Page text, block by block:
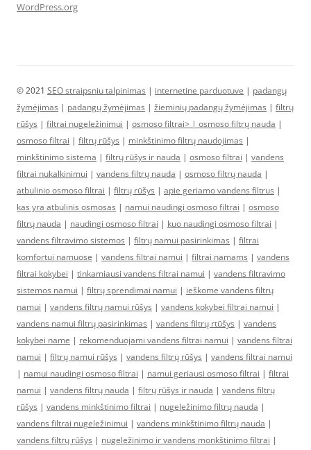
WordPress.org
© 2021 SEO straipsniu talpinimas | internetine parduotuve | padangų
žymėjimas | padangų žymėjimas | žieminių padangų žymėjimas | filtrų
rūšys | filtrai nugeležinimui | osmoso filtrai> | osmoso filtrų nauda |
osmoso filtrai | filtrų rūšys | minkštinimo filtrų naudojimas |
minkštinimo sistema | filtrų rūšys ir nauda | osmoso filtrai | vandens
filtrai nukalkinimui | vandens filtrų nauda | osmoso filtrų nauda |
atbulinio osmoso filtrai | filtrų rūšys | apie geriamo vandens filtrus |
kas yra atbulinis osmosas | namui naudingi osmoso filtrai | osmoso
filtrų nauda | naudingi osmoso filtrai | kuo naudingi osmoso filtrai |
vandens filtravimo sistemos | filtrų namui pasirinkimas | filtrai
komfortui namuose | vandens filtrai namui | filtrai namams | vandens
filtrai kokybei | tinkamiausi vandens filtrai namui | vandens filtravimo
sistemos namui | filtrų sprendimai namui | ieškome vandens filtrų
namui | vandens filtrų namui rūšys | vandens kokybei filtrai namui |
vandens namui filtrų pasirinkimas | vandens filtrų rtūšys | vandens
kokybei name | rekomenduojami vandens filtrai namui | vandens filtrai
namui | filtrų namui rūšys | vandens filtrų rūšys | vandens filtrai namui
| namui naudingi osmoso filtrai | namui geriausi osmoso filtrai | filtrai
namui | vandens filtrų nauda | filtrų rūšys ir nauda | vandens filtrų
rūšys | vandens minkštinimo filtrai | nugeležinimo filtrų nauda |
vandens filtrai nugeležinimui | vandens minkštinimo filtrų nauda |
vandens filtrų rūšys | nugeležinimo ir vandens monkštinimo filtrai |